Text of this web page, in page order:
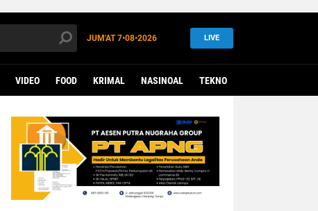
JUM'AT7•08•2026 LIVE
VIDEO FOOD KRIMAL NASINOAL TEKNO